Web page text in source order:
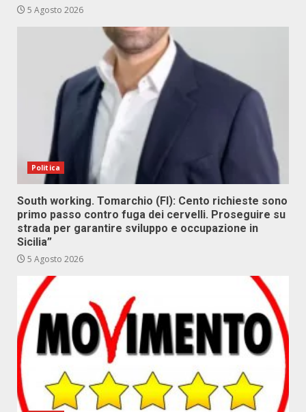
5 Agosto 2026
Politica
South working. Tomarchio (FI): Cento richieste sono
primo passo contro fuga dei cervelli. Proseguire su
strada per garantire sviluppo e occupazione in
Sicilia”
5 Agosto 2026